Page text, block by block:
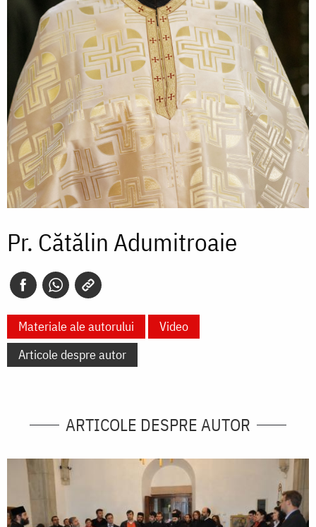
Pr. Cătălin Adumitroaie
Materiale ale autorului
Video
Articole despre autor
ARTICOLE DESPRE AUTOR